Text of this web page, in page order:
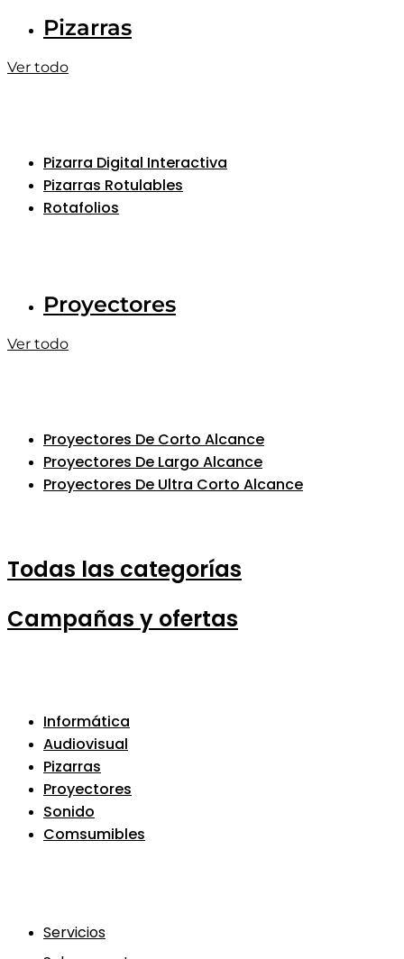
Pizarras
Ver todo
Pizarra Digital Interactiva
Pizarras Rotulables
Rotafolios
Proyectores
Ver todo
Proyectores De Corto Alcance
Proyectores De Largo Alcance
Proyectores De Ultra Corto Alcance
Todas las categorías
Campañas y ofertas
Informática
Audiovisual
Pizarras
Proyectores
Sonido
Comsumibles
Servicios